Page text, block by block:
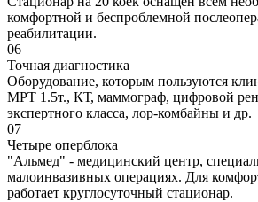
комфортной и беспроблемной
реабилитации.
06
Точная диагностика
Оборудование, которым пользуются
МРТ 1.5т., КТ, маммограф, цифровой
экспертного класса, лор-комбайны и др.
07
Четыре оперблока
"Альмед" - медицинский центр,
малоинвазивных операциях. Для
работает круглосуточный стационар.